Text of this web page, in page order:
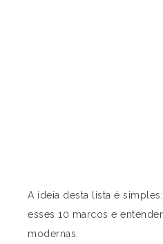
A ideia desta lista é
esses 10 marcos e
modernas.